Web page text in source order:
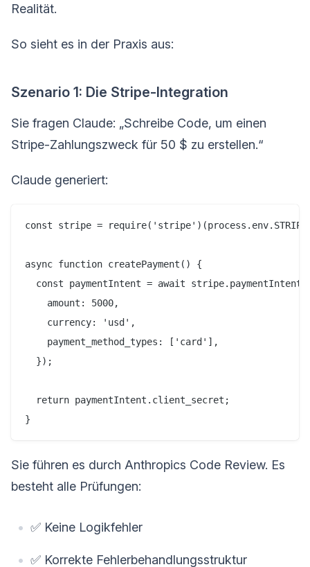
Realität.
So sieht es in der Praxis aus:
Szenario 1: Die Stripe-Integration
Sie fragen Claude: „Schreibe Code, um einen
Stripe-Zahlungszweck für 50 $ zu erstellen.“
Claude generiert:
const stripe =
async function createPayment() {
const paymentIntent = await
    amount: 5000,
    currency: 'usd',
    payment_method_types: ['card'],
  });
  return paymentIntent.client_secret;
Sie führen es durch Anthropics Code Review. Es
besteht alle Prüfungen:
✅ Keine Logikfehler
✅ Korrekte Fehlerbehandlungsstruktur